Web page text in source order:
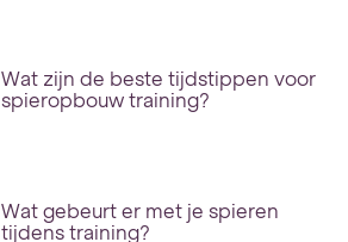
Wat zijn de beste tijdstippen voor
spieropbouw training?
Wat gebeurt er met je spieren
tijdens training?